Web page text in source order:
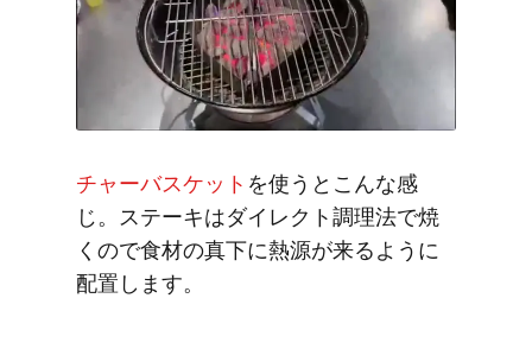
チャーバスケット を使うとこんな感
じ。ステーキはダイレクト調理法で焼
くので食材の真下に熱源が来るように
配置します。